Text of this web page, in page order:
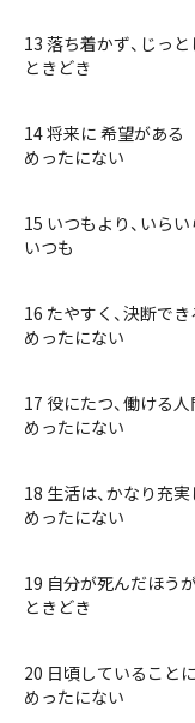
13 落ち着かず、じっ
ときどき
14 将来に 希望がある
めったにない
15 いつもより、いら
いつも
16 たやすく、決断でき
めったにない
17 役にたつ、働ける
めったにない
18 生活は、かなり充
めったにない
19 自分が死んだほう
ときどき
20 日頃していること
めったにない